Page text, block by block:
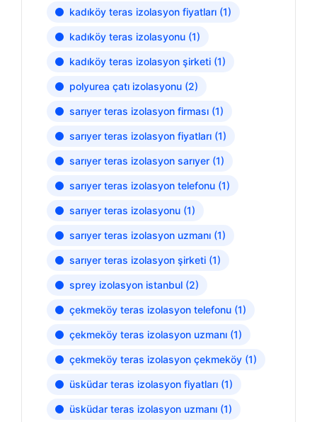
kadıköy teras izolasyon fiyatları (1)
kadıköy teras izolasyonu (1)
kadıköy teras izolasyon şirketi (1)
polyurea çatı izolasyonu (2)
sarıyer teras izolasyon firması (1)
sarıyer teras izolasyon fiyatları (1)
sarıyer teras izolasyon sarıyer (1)
sarıyer teras izolasyon telefonu (1)
sarıyer teras izolasyonu (1)
sarıyer teras izolasyon uzmanı (1)
sarıyer teras izolasyon şirketi (1)
sprey izolasyon istanbul (2)
çekmeköy teras izolasyon telefonu (1)
çekmeköy teras izolasyon uzmanı (1)
çekmeköy teras izolasyon çekmeköy (1)
üsküdar teras izolasyon fiyatları (1)
üsküdar teras izolasyon uzmanı (1)